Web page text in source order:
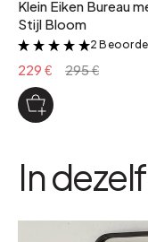
Klein Eiken Bureau
Stijl Bloom
&
2
229 € 295 €
In